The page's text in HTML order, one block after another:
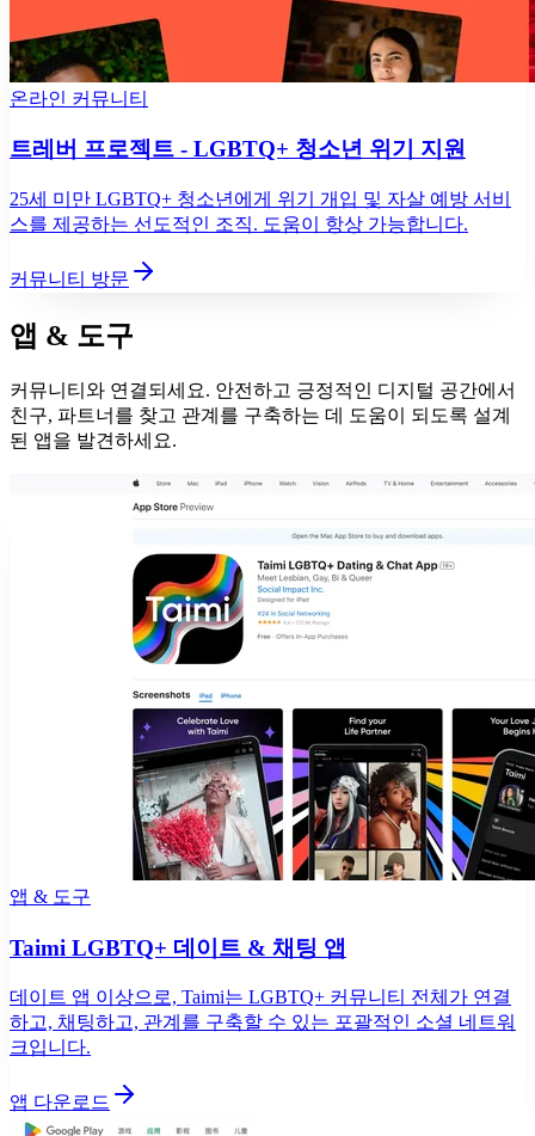
온라인 커뮤니티
트레버 프로젝트 - LGBTQ+ 청소년 위기 지원
25세 미만 LGBTQ+ 청소년에게 위기 개입 및 자살 예방 서비
스를 제공하는 선도적인 조직. 도움이 항상 가능합니다.
커뮤니티 방문
앱 & 도구
커뮤니티와 연결되세요. 안전하고 긍정적인 디지털 공간에서
친구, 파트너를 찾고 관계를 구축하는 데 도움이 되도록 설계
된 앱을 발견하세요.
앱 & 도구
Taimi LGBTQ+ 데이트 & 채팅 앱
데이트 앱 이상으로, Taimi는 LGBTQ+ 커뮤니티 전체가 연결
하고, 채팅하고, 관계를 구축할 수 있는 포괄적인 소셜 네트워
크입니다.
앱 다운로드